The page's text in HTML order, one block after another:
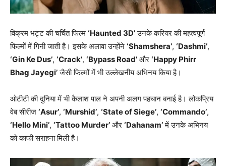
विक्रम भट्ट की चर्चित फिल्म ‘Haunted 3D’उनके करियर की महत्वपूर्ण
फिल्मों में गिनी जाती है। इसके अलावा उन्होंने ‘Shamshera’, ‘Dashmi’,
‘Gin Ke Dus’, ‘Crack’, ‘Bypass Road’ और ‘Happy Phirr
Bhag Jayegi’जैसी फिल्मों में भी उल्लेखनीय अभिनय किया है।
ओटीटी की दुनिया में भी कैलाश पाल ने अपनी अलग पहचान बनाई है। लोकप्रिय
वेब सीरीज ‘Asur’, ‘Murshid’, ‘State of Siege’, ‘Commando’,
‘Hello Mini’, ‘Tattoo Murder’ और ‘Dahanam’में उनके अभिनय
को काफी सराहना मिली है।